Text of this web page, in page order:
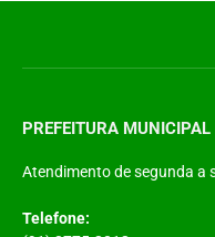
PREFEITURA
Atendimento de segunda a
Telefone: